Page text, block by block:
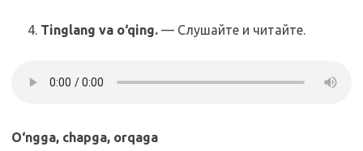
Tinglang va o‘qing. — Слушайте и читайте.
O‘ngga, chapga, orqaga